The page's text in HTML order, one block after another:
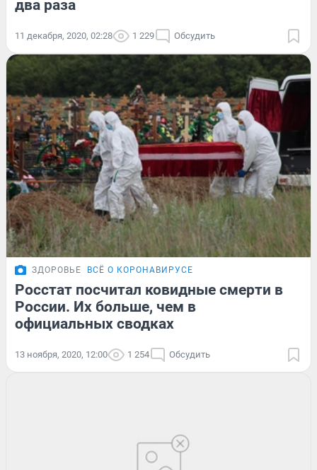
два раза
11 декабря, 2020, 02:28 1 229 Обсудить
ЗДОРОВЬЕ ВСЁ О КОРОНАВИРУСЕ
Росстат посчитал ковидные смерти в
России. Их больше, чем в
официальных сводках
13 ноября, 2020, 12:00 1 254 Обсудить